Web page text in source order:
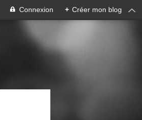
Connexion + Créer mon blog